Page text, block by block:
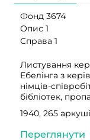
Фонд 3674
Опис 1
Справа 1
Листування
Ебелінга з
німців-
бібліотек,
1940, 265
Переглянути